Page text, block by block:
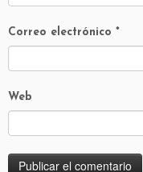
Correo electrónico *
Web